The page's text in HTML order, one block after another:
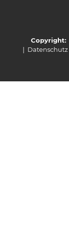
Copyright:
| Datenschutz